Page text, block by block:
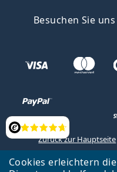
Cookies erleichtern
Bewertung
Besuchen Sie
Zurück zur Hauptseite
Lentiamo s.r.o., Tschechien
Shops Lentiamo.ch